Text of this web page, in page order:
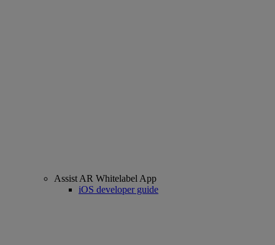
Assist AR Whitelabel App
iOS developer guide